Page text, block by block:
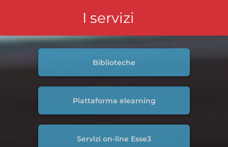
I servizi
Biblioteche
Piattaforma elearning
Servizi on-line Esse3